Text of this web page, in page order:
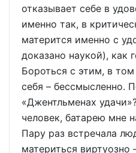
отказывает себе в
именно так, в
матерится именно с
доказано наукой), как
Бороться с этим, в
себя – бессмысленно.
«Джентльменах
человек, батарею мне
Пару раз встречала
материться виртуозно